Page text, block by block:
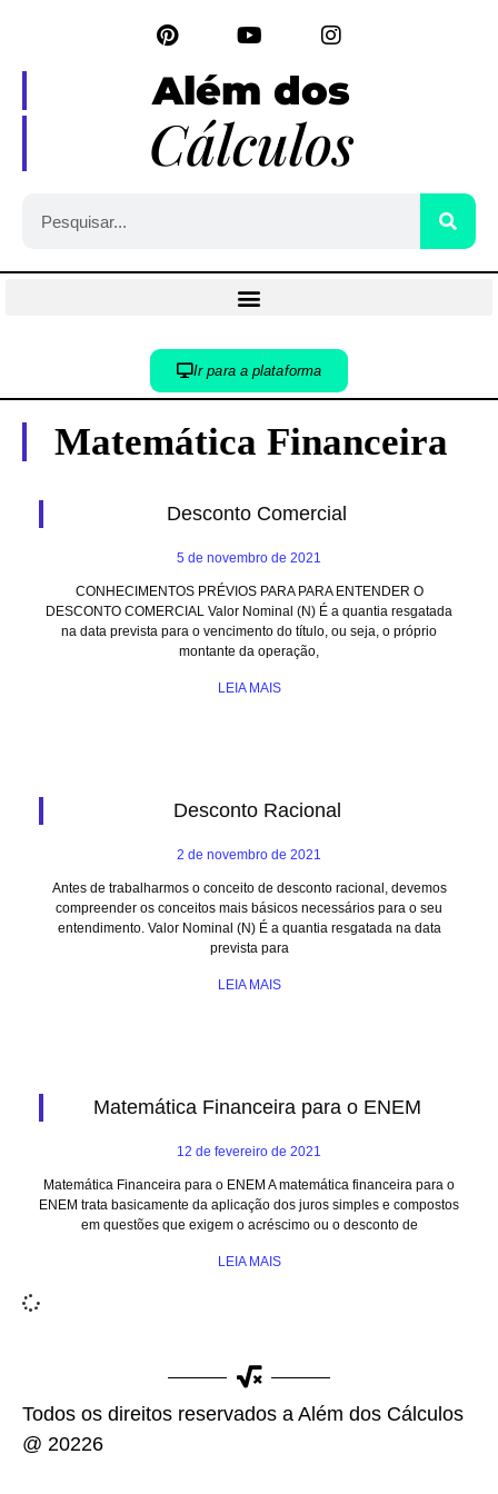
Além dos
Cálculos
Ir para a plataforma
Matemática Financeira
Desconto Comercial
5 de novembro de 2021
CONHECIMENTOS PRÉVIOS PARA PARA ENTENDER O
DESCONTO COMERCIAL Valor Nominal (N) É a quantia resgatada
na data prevista para o vencimento do título, ou seja, o próprio
montante da operação,
LEIA MAIS
Desconto Racional
2 de novembro de 2021
Antes de trabalharmos o conceito de desconto racional, devemos
compreender os conceitos mais básicos necessários para o seu
entendimento. Valor Nominal (N) É a quantia resgatada na data
prevista para
LEIA MAIS
Matemática Financeira para o ENEM
12 de fevereiro de 2021
Matemática Financeira para o ENEM A matemática financeira para o
ENEM trata basicamente da aplicação dos juros simples e compostos
em questões que exigem o acréscimo ou o desconto de
LEIA MAIS
Todos os direitos reservados a Além dos Cálculos
@ 20226